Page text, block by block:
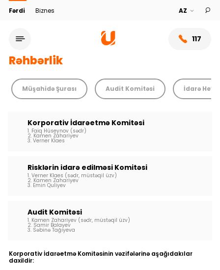
Fərdi Biznes
117
Xidmət şəbəkəsi
Keşbek
Rəhbərlik
Müşahidə Şurası Audit Komitəsi İdarə
Korporativ İdarəetmə Komitəsi
1. Faiq Hüseynov (sədr)
2. Kamen Zahariyev
3. Verner Klaes
Risklərin idarə edilməsi Komitəsi
1. Verner Klaes (sədr, müstəqil üzv)
2. Kamen Zahariyev
3. Emin Quliyev
Audit Komitəsi
1. Kamen Zahariyev (sədr, müstəqil üzv)
2. Samir Balayev
3. Səbinə Tağıyeva
Korporativ İdarəetmə Komitəsinin vəzifələrinə aşağıdakılar
daxildir: